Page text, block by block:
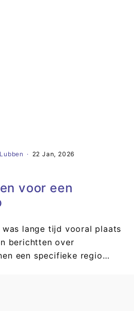
· 22 Jan, 2026
voor een
lange tijd vooral plaats
berichtten over
een specifieke regio…